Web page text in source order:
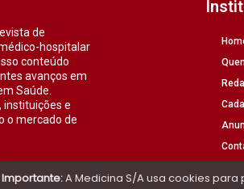
de
hospitalar
conteúdo
avanços em
Saúde.
instituições e
o mercado de
Importante:A Medicina S/A usa cookies